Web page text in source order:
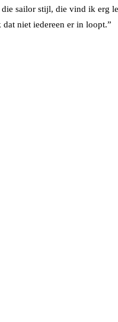
sailor stijl, die vind ik erg
niet iedereen er in loopt.”